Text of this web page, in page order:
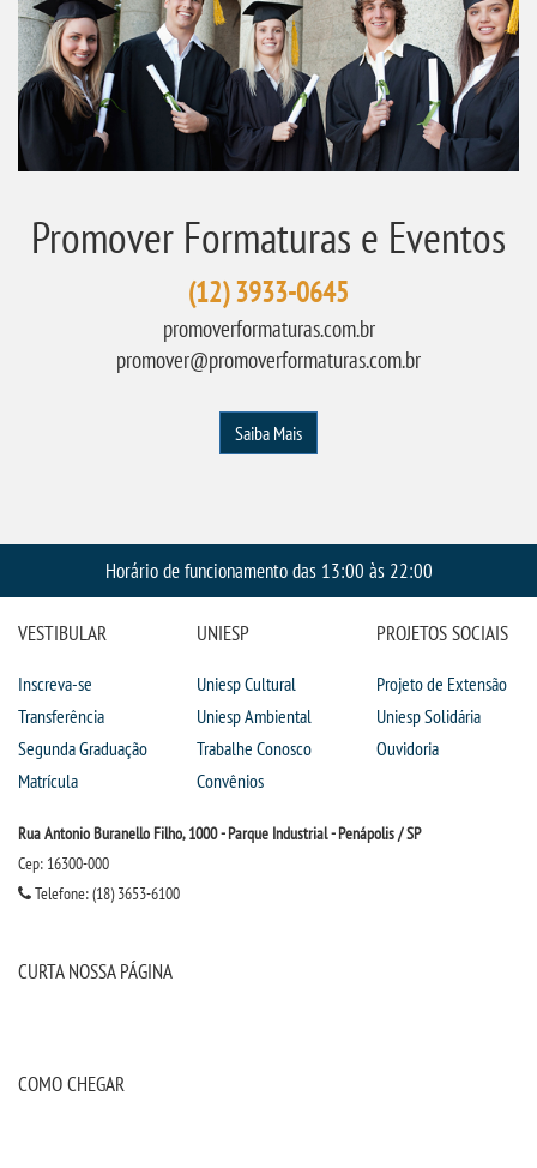
Promover Formaturas e Eventos
(12) 3933-0645
promoverformaturas.com.br
promover@promoverformaturas.com.br
Saiba Mais
Horário de funcionamento das 13:00 às 22:00
VESTIBULAR
Inscreva-se
Transferência
Segunda Graduação
Matrícula
UNIESP
Uniesp Cultural
Uniesp Ambiental
Trabalhe Conosco
Convênios
PROJETOS SOCIAIS
Projeto de Extensão
Uniesp Solidária
Ouvidoria
Rua Antonio Buranello Filho, 1000 - Parque Industrial - Penápolis / SP
Cep: 16300-000
Telefone: (18) 3653-6100
CURTA NOSSA PÁGINA
COMO CHEGAR